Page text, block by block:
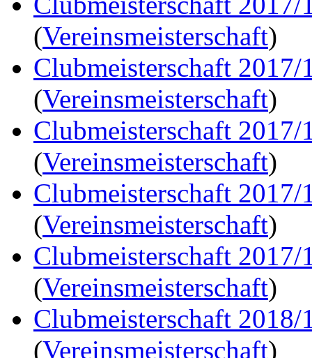
(Vereinsmeisterschaft)
Clubmeisterschaft 2017/
(Vereinsmeisterschaft)
Clubmeisterschaft 2017/
(Vereinsmeisterschaft)
Clubmeisterschaft 2017/
(Vereinsmeisterschaft)
Clubmeisterschaft 2017/
(Vereinsmeisterschaft)
Clubmeisterschaft 2018/
(Vereinsmeisterschaft)